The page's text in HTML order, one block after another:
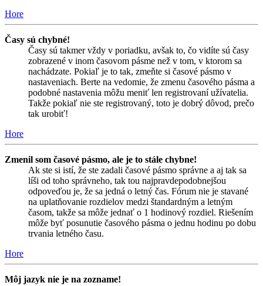
Hore
Časy sú chybné!
Časy sú takmer vždy v poriadku, avšak to, čo vidíte sú časy
zobrazené v inom časovom pásme než v tom, v ktorom sa
nachádzate. Pokiaľ je to tak, zmeňte si časové pásmo v
nastaveniach. Berte na vedomie, že zmenu časového pásma a
podobné nastavenia môžu meniť len registrovaní užívatelia.
Takže pokiaľ nie ste registrovaný, toto je dobrý dôvod, prečo
tak urobiť!
Hore
Zmenil som časové pásmo, ale je to stále chybne!
Ak ste si istí, že ste zadali časové pásmo správne a aj tak sa
líši od toho správneho, tak tou najpravdepodobnejšou
odpoveďou je, že sa jedná o letný čas. Fórum nie je stavané
na uplatňovanie rozdielov medzi štandardným a letným
časom, takže sa môže jednať o 1 hodinový rozdiel. Riešením
môže byť posunutie časového pásma o jednu hodinu po dobu
trvania letného času.
Hore
Môj jazyk nie je na zozname!